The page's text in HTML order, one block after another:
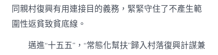
——
平
總
同親村復興有用連接目的義務，緊緊守住了不產生範
圍性返貧致貧底線。
邁進“十五五”，“常態化幫扶”歸入村落復興計謀兼